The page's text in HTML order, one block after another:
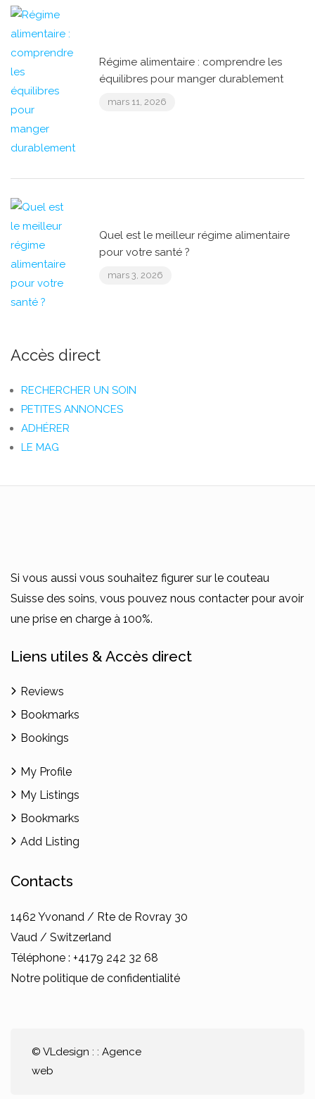
Régime alimentaire : comprendre les
équilibres pour manger durablement
mars 11, 2026
Quel est le meilleur régime alimentaire
pour votre santé ?
mars 3, 2026
Accès direct
RECHERCHER UN SOIN
PETITES ANNONCES
ADHÉRER
LE MAG
Si vous aussi vous souhaitez figurer sur le couteau
Suisse des soins, vous pouvez nous contacter pour avoir
une prise en charge à 100%.
Liens utiles & Accès direct
Reviews
Bookmarks
Bookings
My Profile
My Listings
Bookmarks
Add Listing
Contacts
1462 Yvonand / Rte de Rovray 30
Vaud / Switzerland
Téléphone : +4179 242 32 68
Notre politique de confidentialité
© VLdesign : : Agence
web